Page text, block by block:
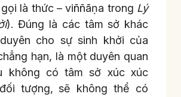
là thức – viññāṇa trong Lý
). Đúng là các tâm sở khác
cho sự sinh khởi của
hạn, là một duyên quan
không có tâm sở xúc xúc
tượng, sẽ không thể có